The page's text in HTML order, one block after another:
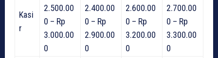
Kasi
r
2.500.00
0 – Rp
3.000.00
0
2.400.00
0 – Rp
2.900.00
0
2.600.00
0 – Rp
3.200.00
0
2.700.00
0 – Rp
3.300.00
0